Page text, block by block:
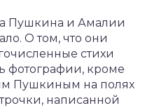
Пушкина и Амалии
О том, что они
стихи
фотографии, кроме
Пушкиным на полях
написанной